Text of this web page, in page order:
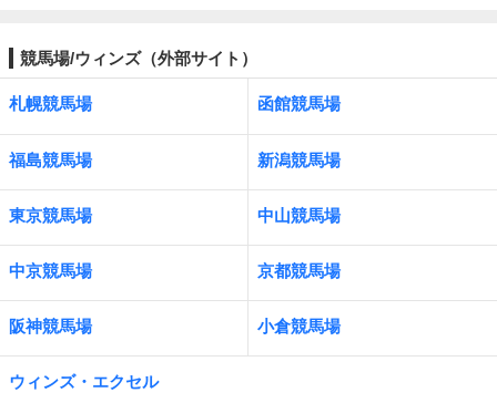
競馬場/ウィンズ（外部サイト）
札幌競馬場 函館競馬場
福島競馬場 新潟競馬場
東京競馬場 中山競馬場
中京競馬場 京都競馬場
阪神競馬場 小倉競馬場
ウィンズ・エクセル